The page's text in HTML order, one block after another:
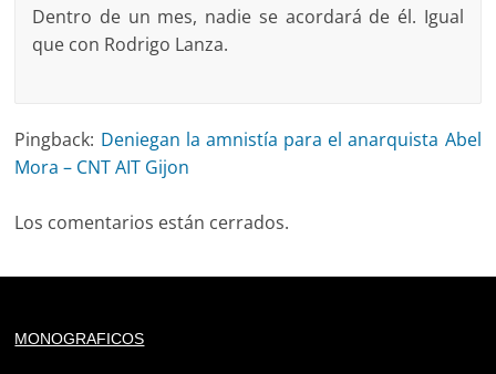
Dentro de un mes, nadie se acordará de él. Igual
que con Rodrigo Lanza.
Pingback: Deniegan la amnistía para el anarquista Abel
Mora – CNT AIT Gijon
Los comentarios están cerrados.
MONOGRAFICOS
of type string is deprecated in